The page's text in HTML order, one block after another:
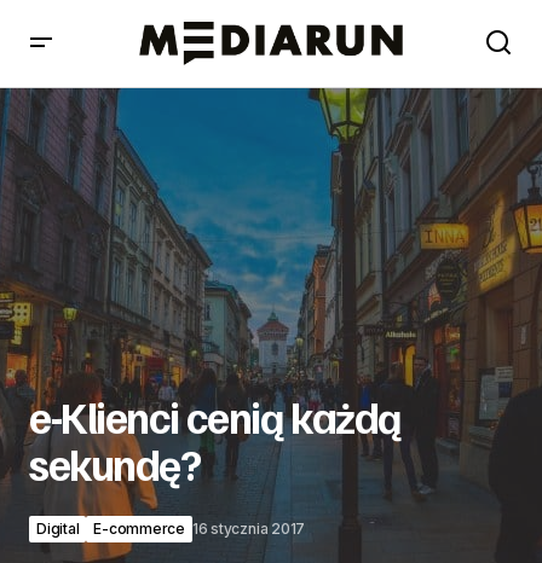
e-Klienci cenią każdą sekundę?
e-Klienci cenią każdą
sekundę?
Digital E-commerce 16 stycznia 2017